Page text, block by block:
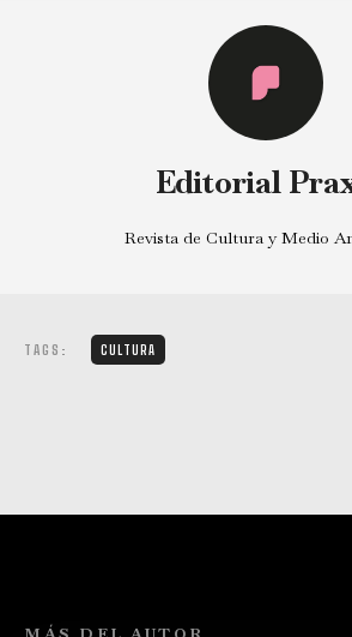
Editorial
Revista de Cultura y Medio
TAGS: CULTURA